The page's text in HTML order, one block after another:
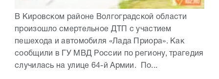
В Кировском районе Волгоградской области
произошло смертельное ДТП с участием
пешехода и автомобиля «Лада Приора». Как
сообщили в ГУ МВД России по региону, трагедия
случилась на улице 64-й Армии. По...